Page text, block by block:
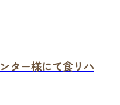
ター様にて食リハ